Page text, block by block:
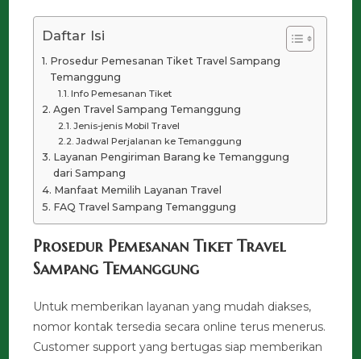
Daftar Isi
Prosedur Pemesanan Tiket Travel Sampang
Temanggung
Info Pemesanan Tiket
Agen Travel Sampang Temanggung
Jenis-jenis Mobil Travel
Jadwal Perjalanan ke Temanggung
Layanan Pengiriman Barang ke Temanggung
dari Sampang
Manfaat Memilih Layanan Travel
FAQ Travel Sampang Temanggung
Prosedur Pemesanan Tiket Travel
Sampang Temanggung
Untuk memberikan layanan yang mudah diakses,
nomor kontak tersedia secara online terus menerus.
Customer support yang bertugas siap memberikan